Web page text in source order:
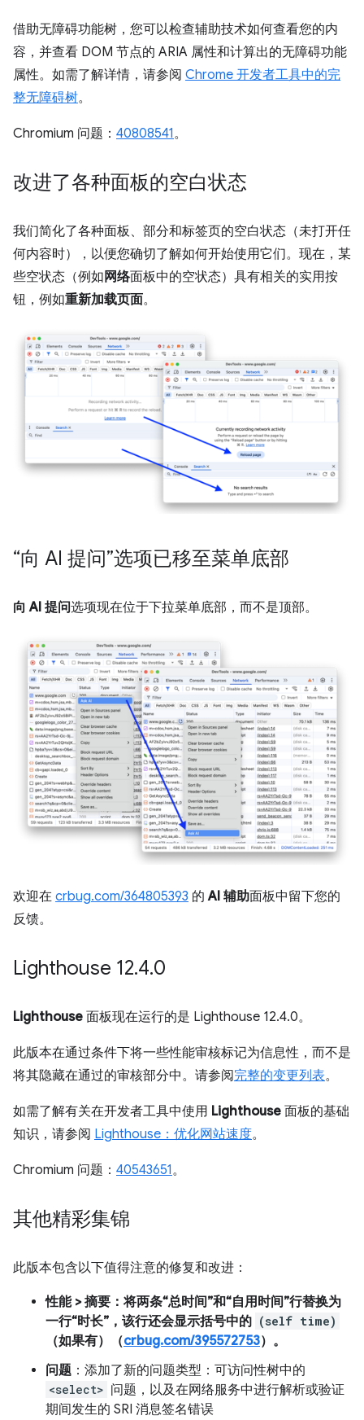
借助无障碍功能树，您可以检查辅助技术如何查看您的内
容，并查看 DOM 节点的 ARIA 属性和计算出的无障碍功能
属性。如需了解详情，请参阅 Chrome 开发者工具中的完
整无障碍树。
Chromium 问题： 40808541。
改进了各种面板的空白状态
我们简化了各种面板、部分和标签页的空白状态（未打开任
何内容时），以便您确切了解如何开始使用它们。现在，某
些空状态（例如 网络面板中的空状态）具有相关的实用按
钮，例如重新加载页面。
“向 AI 提问”选项已移至菜单底部
向 AI 提问选项现在位于下拉菜单底部，而不是顶部。
欢迎在 crbug.com/364805393 的AI 辅助面板中留下您的
反馈。
Lighthouse 12.4.0
Lighthouse 面板现在运行的是 Lighthouse 12.4.0。
此版本在通过条件下将一些性能审核标记为信息性，而不是
将其隐藏在通过的审核部分中。请参阅完整的变更列表。
如需了解有关在开发者工具中使用 Lighthouse 面板的基础
知识，请参阅 Lighthouse：优化网站速度。
Chromium 问题： 40543651。
其他精彩集锦
此版本包含以下值得注意的修复和改进：
性能>摘要 ：将两条“总时间”和“自用时间”行替换为
一行“时长”，该行还会显示括号中的 (self time)
（如果有）（crbug.com/395572753）。
问题 ：添加了新的问题类型：可访问性树中的
<select> 问题，以及在网络服务中进行解析或验证
期间发生的 SRI 消息签名错误